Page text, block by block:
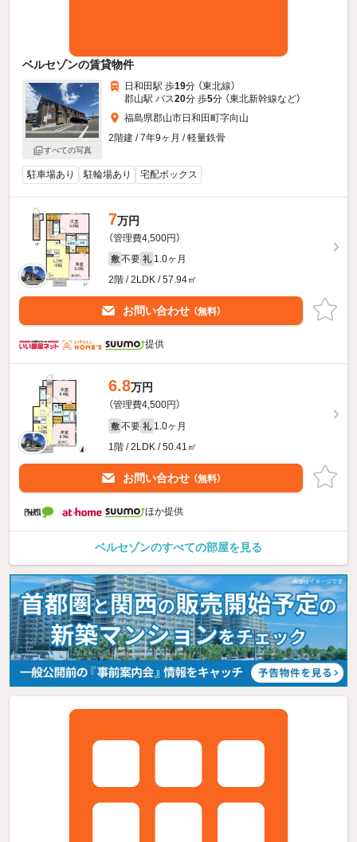
ベルセゾンの賃貸物件
すべての写真
日和田駅 歩19分 （東北線）
郡山駅 バス20分 歩5分 （東北新幹線など）
福島県郡山市日和田町字向山
2階建 / 7年9ヶ月 / 軽量鉄骨
駐車場あり 駐輪場あり 宅配ボックス
7万円
（管理費4,500円）
敷 不要 礼 1.0ヶ月
2階 / 2LDK / 57.94㎡
お問い合わせ （無料）
提供
6.8万円
（管理費4,500円）
敷 不要 礼 1.0ヶ月
1階 / 2LDK / 50.41㎡
お問い合わせ （無料）
ほか提供
ベルセゾンのすべての部屋を見る